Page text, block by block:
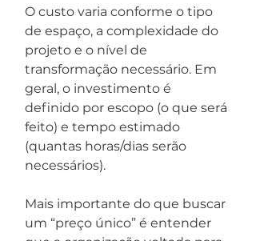
O custo varia conforme o tipo
de espaço, a complexidade do
projeto e o nível de
transformação necessário. Em
geral, o investimento é
definido por escopo (o que será
feito) e tempo estimado
(quantas horas/dias serão
necessários).
Mais importante do que buscar
um “preço único” é entender